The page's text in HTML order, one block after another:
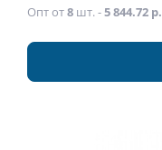
Опт от8 шт. -5 844.72 р.